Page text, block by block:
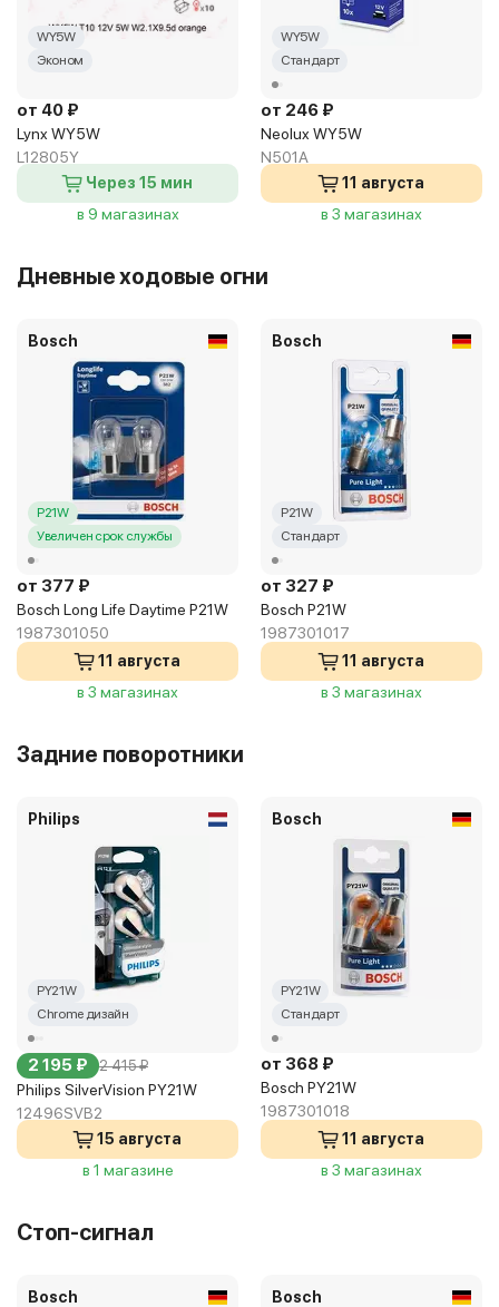
WY5W
Эконом
от 40 ₽
Lynx WY5W
L12805Y
Через 15 мин
в 9 магазинах
WY5W
Стандарт
от 246 ₽
Neolux WY5W
N501A
11 августа
в 3 магазинах
Дневные ходовые огни
Bosch
P21W
Увеличен срок службы
от 377 ₽
Bosch Long Life Daytime P21W
1987301050
11 августа
в 3 магазинах
Bosch
P21W
Стандарт
от 327 ₽
Bosch P21W
1987301017
11 августа
в 3 магазинах
Задние поворотники
Philips
PY21W
Chrome дизайн
2 195 ₽ 2 415 ₽
Philips SilverVision PY21W
12496SVB2
15 августа
в 1 магазине
Bosch
PY21W
Стандарт
от 368 ₽
Bosch PY21W
1987301018
11 августа
в 3 магазинах
Стоп-сигнал
Bosch Bosch